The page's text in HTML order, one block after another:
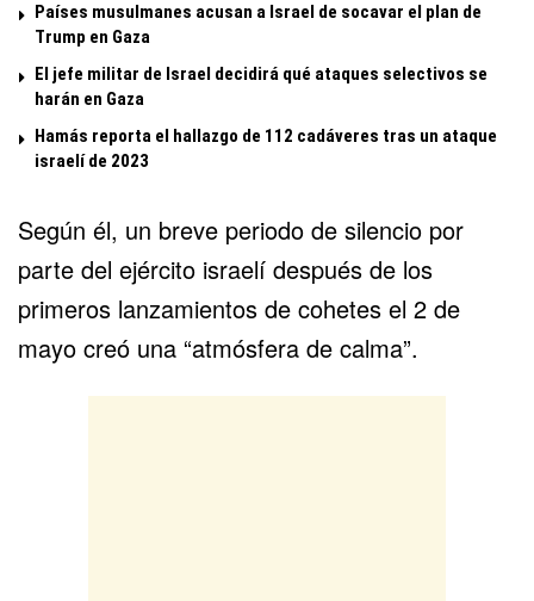
Países musulmanes acusan a Israel de socavar el plan de
Trump en Gaza
El jefe militar de Israel decidirá qué ataques selectivos se
harán en Gaza
Hamás reporta el hallazgo de 112 cadáveres tras un ataque
israelí de 2023
Según él, un breve periodo de silencio por
parte del ejército israelí después de los
primeros lanzamientos de cohetes el 2 de
mayo creó una “atmósfera de calma”.